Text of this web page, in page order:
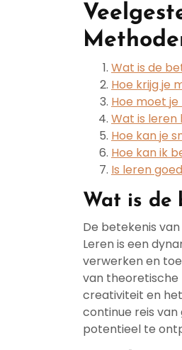
Wat is de
Hoe krijg je
Hoe moet
Wat is leren
Hoe kan je
Hoe kan ik
Is leren
Wat is de
De betekenis
Leren is een
verwerken en
van theoretische
creativiteit en
continue reis
potentieel te